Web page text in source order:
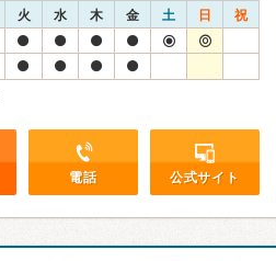
火 水 木 金 土 日 祝
電話 公式サイト